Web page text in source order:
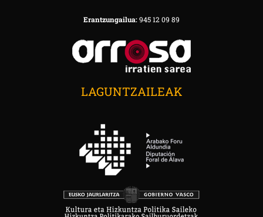
Erantzungailua:945 12 09 89
LAGUNTZAILEAK